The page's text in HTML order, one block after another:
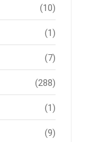
(10)
(1)
(7)
(288)
(1)
(9)